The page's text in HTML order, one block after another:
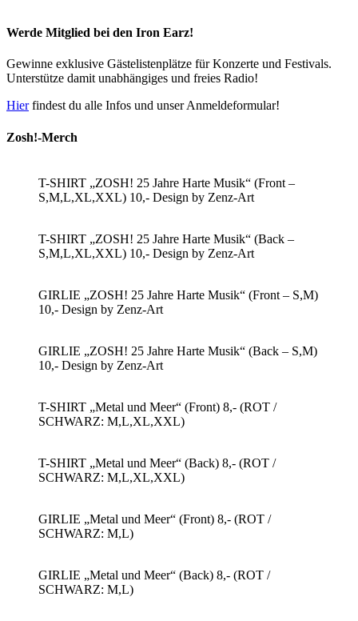
Werde Mitglied bei den Iron Earz!
Gewinne exklusive Gästelistenplätze für Konzerte und Festivals.
Unterstütze damit unabhängiges und freies Radio!
Hierfindest du alle Infos und unser Anmeldeformular!
Zosh!-Merch
T-SHIRT „ZOSH! 25 Jahre Harte Musik“ (Front –
S,M,L,XL,XXL) 10,- Design by Zenz-Art
T-SHIRT „ZOSH! 25 Jahre Harte Musik“ (Back –
S,M,L,XL,XXL) 10,- Design by Zenz-Art
GIRLIE „ZOSH! 25 Jahre Harte Musik“ (Front – S,M)
10,- Design by Zenz-Art
GIRLIE „ZOSH! 25 Jahre Harte Musik“ (Back – S,M)
10,- Design by Zenz-Art
T-SHIRT „Metal und Meer“ (Front) 8,- (ROT /
SCHWARZ: M,L,XL,XXL)
T-SHIRT „Metal und Meer“ (Back) 8,- (ROT /
SCHWARZ: M,L,XL,XXL)
GIRLIE „Metal und Meer“ (Front) 8,- (ROT /
SCHWARZ: M,L)
GIRLIE „Metal und Meer“ (Back) 8,- (ROT /
SCHWARZ: M,L)